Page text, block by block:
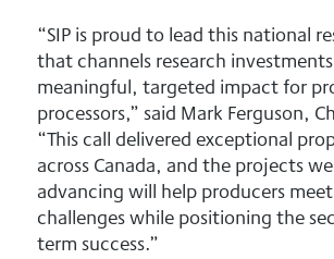
“SIP is proud to lead this national
that channels research
meaningful, targeted impact for
processors,” said Mark Ferguson,
“This call delivered exceptional
across Canada, and the projects
advancing will help producers
challenges while positioning the
term success.”